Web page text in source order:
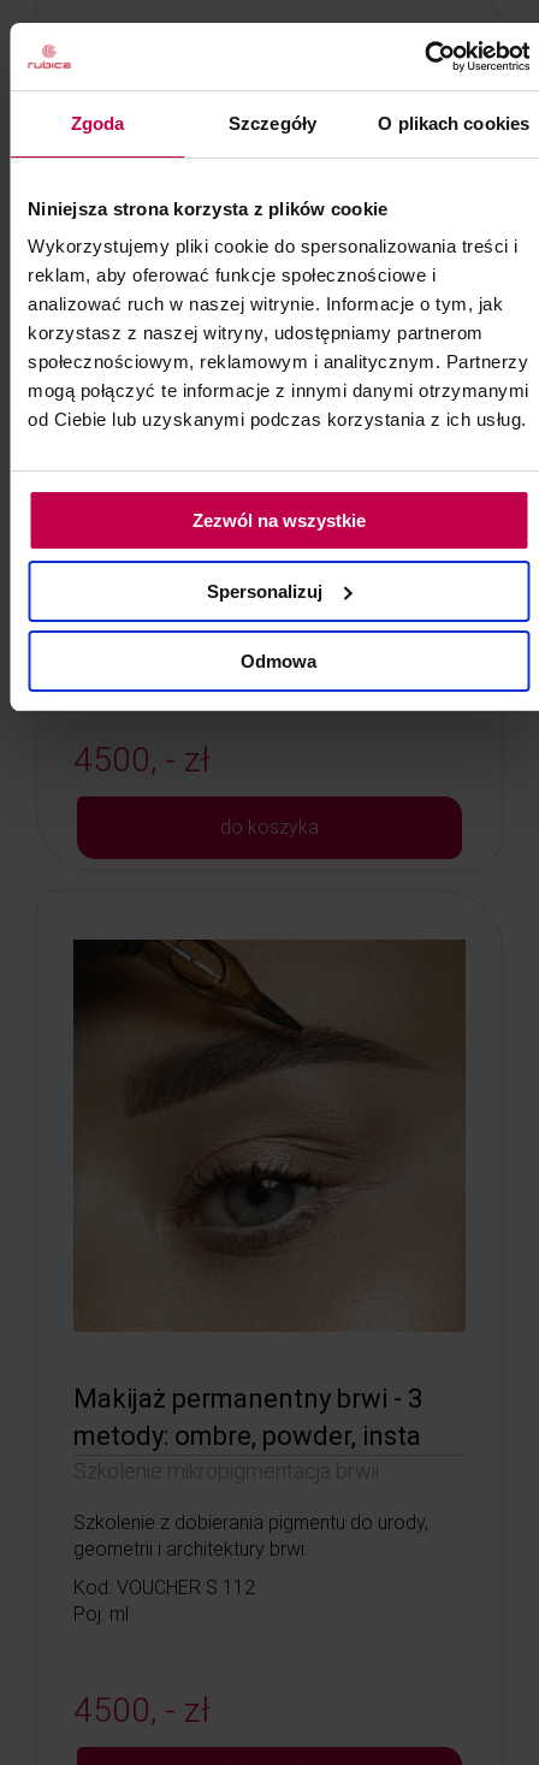
Zgoda Szczegóły O plikach cookies
Niniejsza strona korzysta z plików cookie
Wykorzystujemy pliki cookie do spersonalizowania treści i
reklam, aby oferować funkcje społecznościowe i
analizować ruch w naszej witrynie. Informacje o tym, jak
korzystasz z naszej witryny, udostępniamy partnerom
społecznościowym, reklamowym i analitycznym. Partnerzy
mogą połączyć te informacje z innymi danymi otrzymanymi
od Ciebie lub uzyskanymi podczas korzystania z ich usług.
Zezwól na wszystkie
Spersonalizuj
Odmowa
Makijaż permanentny ust
Szkolenie z mikropigmentacji ust
Kod: VOUCHER S 113
4500, - zł
do koszyka
Makijaż permanentny brwi - 3
metody: ombre, powder, insta
Szkolenie mikropigmentacja brwii
Szkolenie z dobierania pigmentu do urody,
geometrii i architektury brwi.
Kod: VOUCHER S 112
Poj: ml
4500, - zł